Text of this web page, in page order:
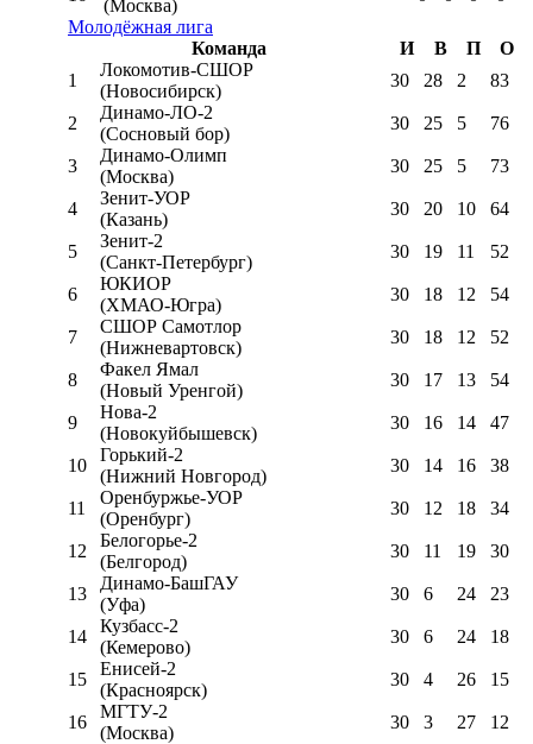
(Москва)
Молодёжная лига
Команда
И В П
О
1
Локомотив-CШОР
(Новосибирск)
30 28 2 83
2
Динамо-ЛО-2
(Сосновый бор)
30 25 5 76
3
Динамо-Олимп
(Москва)
30 25 5 73
4
Зенит-УОР
(Казань)
30 20 10 64
5
Зенит-2
(Санкт-Петербург)
30 19 11 52
6
ЮКИОР
(ХМАО-Югра)
30 18 12 54
7
СШОР Самотлор
(Нижневартовск)
30 18 12 52
8
Факел Ямал
(Новый Уренгой)
30 17 13 54
9
Нова-2
(Новокуйбышевск)
30 16 14 47
10
Горький-2
(Нижний Новгород)
30 14 16 38
11
Оренбуржье-УОР
(Оренбург)
30 12 18 34
12
Белогорье-2
(Белгород)
30 11 19 30
13
Динамо-БашГАУ
(Уфа)
30 6 24 23
14
Кузбасс-2
(Кемерово)
30 6 24 18
15
Енисей-2
(Красноярск)
30 4 26 15
16
МГТУ-2
(Москва)
30 3 27 12